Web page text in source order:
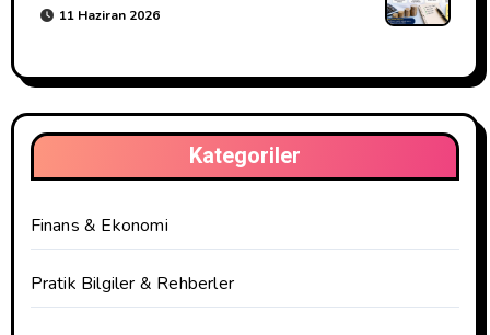
11 Haziran 2026
Kategoriler
Finans & Ekonomi
Pratik Bilgiler & Rehberler